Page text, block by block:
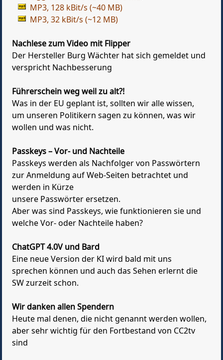
MP3, 128 kBit/s (~40 MB)
MP3, 32 kBit/s (~12 MB)
Nachlese zum Video mit Flipper
Der Hersteller Burg Wächter hat sich gemeldet und
verspricht Nachbesserung
Führerschein weg weil zu alt?!
Was in der EU geplant ist, sollten wir alle wissen,
um unseren Politikern sagen zu können, was wir
wollen und was nicht.
Passkeys – Vor- und Nachteile
Passkeys werden als Nachfolger von Passwörtern
zur Anmeldung auf Web-Seiten betrachtet und
werden in Kürze
unsere Passwörter ersetzen.
Aber was sind Passkeys, wie funktionieren sie und
welche Vor- oder Nachteile haben?
ChatGPT 4.0V und Bard
Eine neue Version der KI wird bald mit uns
sprechen können und auch das Sehen erlernt die
SW zurzeit schon.
Wir danken allen Spendern
Heute mal denen, die nicht genannt werden wollen,
aber sehr wichtig für den Fortbestand von CC2tv
sind